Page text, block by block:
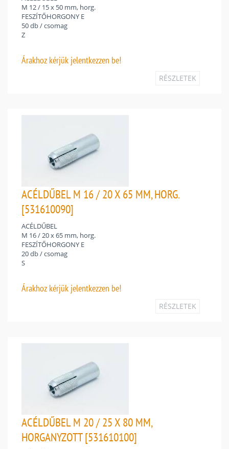
M 12 / 15 x 50 mm, horg.
FESZÍTŐHORGONY E
50 db / csomag
Z
Árakhoz kérjük jelentkezzen be!
RÉSZLETEK
ACÉLDŰBEL M 16 / 20 X 65 MM, HORG.
[531610090]
ACÉLDŰBEL
M 16 / 20 x 65 mm, horg.
FESZÍTŐHORGONY E
20 db / csomag
S
Árakhoz kérjük jelentkezzen be!
RÉSZLETEK
ACÉLDŰBEL M 20 / 25 X 80 MM,
HORGANYZOTT [531610100]